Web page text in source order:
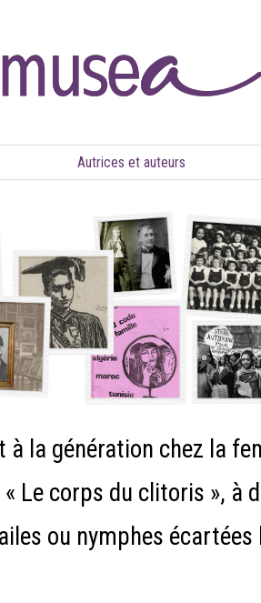
Autrices et auteurs
la génération chez la
Le corps du clitoris », à
ou nymphes écartées